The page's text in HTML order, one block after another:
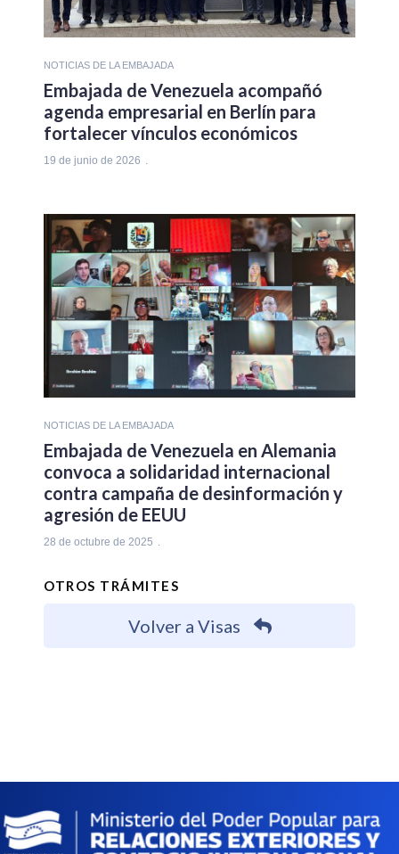
NOTICIAS DE LA EMBAJADA
Embajada de Venezuela acompañó
agenda empresarial en Berlín para
fortalecer vínculos económicos
19 de junio de 2026
NOTICIAS DE LA EMBAJADA
Embajada de Venezuela en Alemania
convoca a solidaridad internacional
contra campaña de desinformación y
agresión de EEUU
28 de octubre de 2025
OTROS TRÁMITES
Volver a Visas